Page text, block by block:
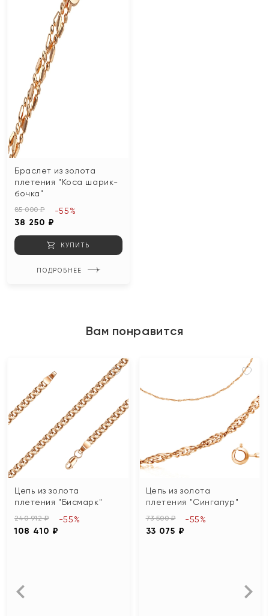
Браслет из золота
плетения "Коса шарик-
бочка"
85 000 ₽
38 250 ₽
-55%
КУПИТЬ
ПОДРОБНЕЕ
Вам понравится
Цепь из золота
плетения "Бисмарк"
240 912 ₽
108 410 ₽
-55%
Цепь из золота
плетения "Сингапур"
73 500 ₽
33 075 ₽
-55%